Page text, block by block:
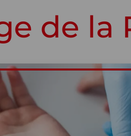
de la